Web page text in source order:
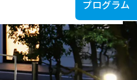
プログラム